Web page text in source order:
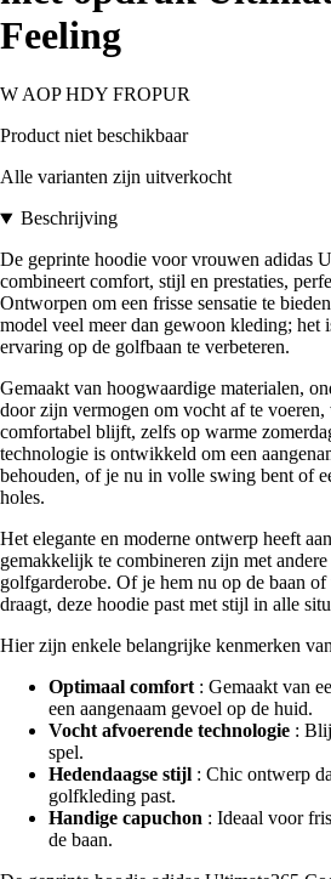
Feeling
W AOP HDY FROPUR
Product niet beschikbaar
Alle varianten zijn uitverkocht
Beschrijving
De geprinte hoodie voor vrouwen adidas
combineert comfort, stijl en prestaties,
Ontworpen om een frisse sensatie te
model veel meer dan gewoon kleding; het
ervaring op de golfbaan te verbeteren.
Gemaakt van hoogwaardige materialen,
door zijn vermogen om vocht af te
comfortabel blijft, zelfs op warme
technologie is ontwikkeld om een
behouden, of je nu in volle swing bent of
holes.
Het elegante en moderne ontwerp heeft
gemakkelijk te combineren zijn met
golfgarderobe. Of je hem nu op de baan
draagt, deze hoodie past met stijl in alle
Hier zijn enkele belangrijke kenmerken
Optimaal comfort: Gemaakt van
een aangenaam gevoel op de huid.
Vocht afvoerende technologie :
spel.
Hedendaagse stijl : Chic ontwerp
golfkleding past.
Handige capuchon : Ideaal voor
de baan.